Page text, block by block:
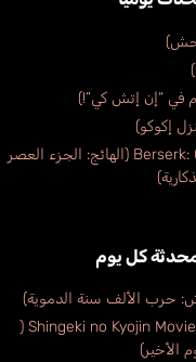
Berserk: Ougon Jidai-hen – Memorial Edition (الهائج: الجزء العصر
Shingeki no Kyojin Movie: Kanketsu-hen – The Last Attack (
الأخير)